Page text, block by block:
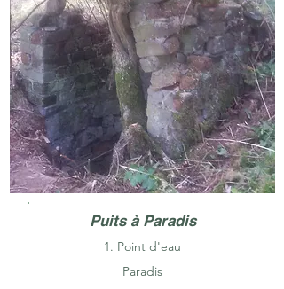
Puits à Paradis
1. Point d'eau
Paradis